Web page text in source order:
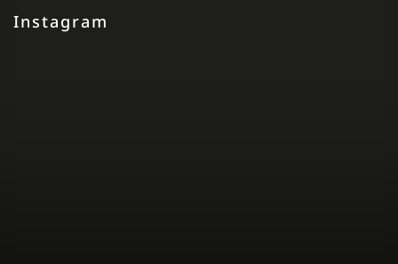
Instagram